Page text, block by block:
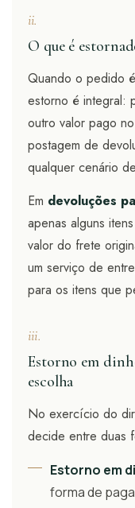
ii.
O que é
Quando o pedido
estorno é integral:
outro valor pago
postagem de
qualquer cenário
Em devoluções
apenas alguns
valor do frete
um serviço de
para os itens que
iii.
Estorno em
escolha
No exercício do
decide entre duas
Estorno em
forma de